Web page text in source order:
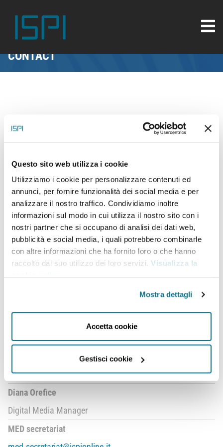
Questo sito web utilizza i cookie
Utilizziamo i cookie per personalizzare contenuti ed
annunci, per fornire funzionalità dei social media e per
analizzare il nostro traffico. Condividiamo inoltre
informazioni sul modo in cui utilizza il nostro sito con i
nostri partner che si occupano di analisi dei dati web,
pubblicità e social media, i quali potrebbero combinarle
con altre informazioni che ha fornito loro o che hanno
raccolto dal suo utilizzo dei loro servizi. Visualizza la
Mostra dettagli
Accetta cookie
Gestisci cookie
CONTACT
Alessia Casetta
Project Coordinator
alessia.casetta@ispionline.it
Beatrice Bergamasco
Project Manager
Speakers and Guest Coordination
robbiati.francesca@ispionline.it
Media/press office
Diana Orefice
Digital Media Manager
MED secretariat